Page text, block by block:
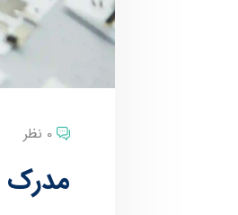
0 نظر
مدرک